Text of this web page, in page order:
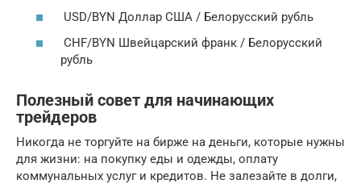
USD/BYN Доллар США / Белорусский рубль
CHF/BYN Швейцарский франк / Белорусский
рубль
Полезный совет для начинающих
трейдеров
Никогда не торгуйте на бирже на деньги, которые нужны
для жизни: на покупку еды и одежды, оплату
коммунальных услуг и кредитов. Не залезайте в долги,